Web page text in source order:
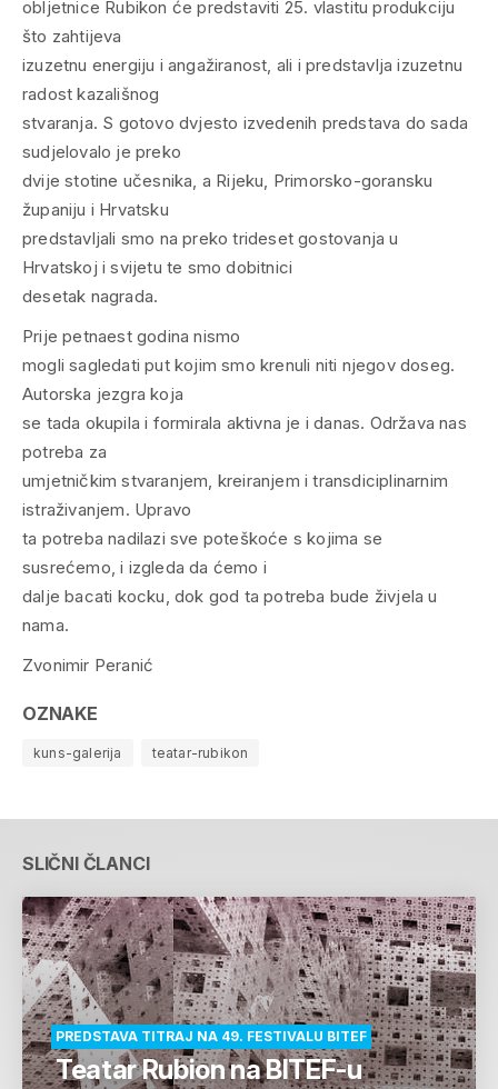
obljetnice Rubikon će predstaviti 25. vlastitu produkciju
što zahtijeva
izuzetnu energiju i angažiranost, ali i predstavlja izuzetnu
radost kazališnog
stvaranja. S gotovo dvjesto izvedenih predstava do sada
sudjelovalo je preko
dvije stotine učesnika, a Rijeku, Primorsko-goransku
županiju i Hrvatsku
predstavljali smo na preko trideset gostovanja u
Hrvatskoj i svijetu te smo dobitnici
desetak nagrada.
Prije petnaest godina nismo
mogli sagledati put kojim smo krenuli niti njegov doseg.
Autorska jezgra koja
se tada okupila i formirala aktivna je i danas. Održava nas
potreba za
umjetničkim stvaranjem, kreiranjem i transdiciplinarnim
istraživanjem. Upravo
ta potreba nadilazi sve poteškoće s kojima se
susrećemo, i izgleda da ćemo i
dalje bacati kocku, dok god ta potreba bude živjela u
nama.
Zvonimir Peranić
OZNAKE
kuns-galerija teatar-rubikon
SLIČNI ČLANCI
PREDSTAVA TITRAJ NA 49. FESTIVALU BITEF
Teatar Rubion na BITEF-u